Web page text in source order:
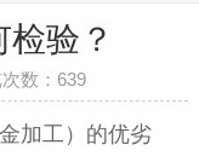
验？
数： 639
加工）的优劣